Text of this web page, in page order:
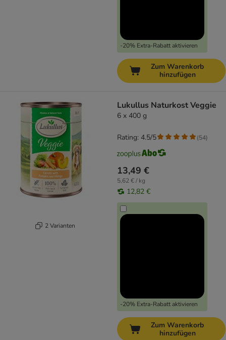
-20% Extra-Rabatt aktivieren
Zum Warenkorb
hinzufügen
2 Varianten
Lukullus Naturkost Veggie
6 x 400 g
13,49 €
5,62 € / kg
12,82 €
-20% Extra-Rabatt aktivieren
Rating: 4.5/5 (54)
Zum Warenkorb
hinzufügen